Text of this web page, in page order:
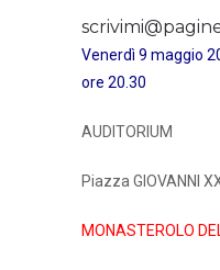
Venerdì 9 maggio
ore 20.30
AUDITORIUM
Piazza GIOVANNI
MONASTEROLO